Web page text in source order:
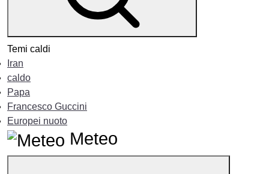
Temi caldi
Iran
caldo
Papa
Francesco Guccini
Europei nuoto
Meteo